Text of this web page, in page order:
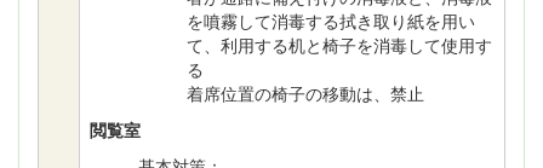
を噴霧して消毒する拭き取り紙を用い
て、利用する机と椅子を消毒して使用す
る
着席位置の椅子の移動は、禁止
閲覧室